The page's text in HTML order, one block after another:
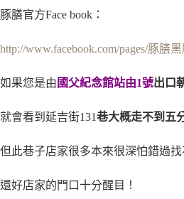
豚膳官方Face book ：
http://www.facebook.com/pages/豚膳
如果您是由 國父紀念館站由1號出口
就會看到延吉街131巷大概走不到五
但此巷子店家很多本來很深怕錯過找
還好店家的門口十分醒目！